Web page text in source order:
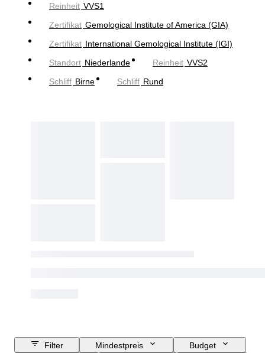
Reinheit VVS1
Zertifikat Gemological Institute of America (GIA)
Zertifikat International Gemological Institute (IGI)
Standort Niederlande Reinheit VVS2
Schliff Birne Schliff Rund
Filter Mindestpreis
Budget